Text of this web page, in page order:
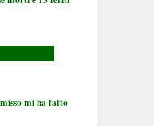
mi ha fatto